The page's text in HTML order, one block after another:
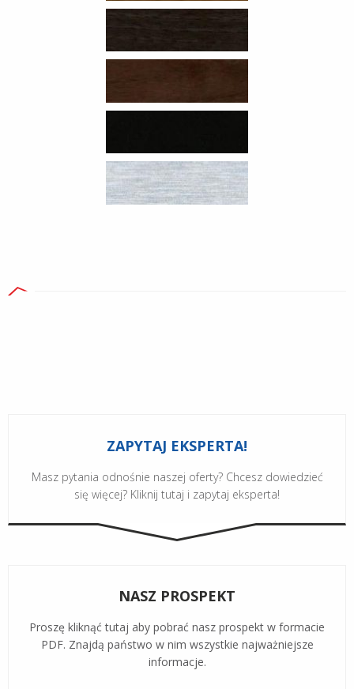
ZAPYTAJ EKSPERTA!
Masz pytania odnośnie naszej oferty? Chcesz dowiedzieć
się więcej? Kliknij tutaj i zapytaj eksperta!
NASZ PROSPEKT
Proszę kliknąć tutaj aby pobrać nasz prospekt w formacie
PDF. Znajdą państwo w nim wszystkie najważniejsze
informacje.